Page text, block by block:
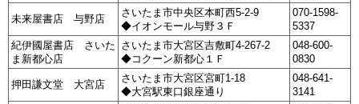
未来屋書店 与野店
さいたま市中央区本町西5-2-9
◆イオンモール与野３Ｆ
070-1598-
5337
紀伊國屋書店 さいた
ま新都心店
さいたま市大宮区吉敷町4-267-2
◆コクーン新都心１Ｆ
048-600-
0830
押田謙文堂 大宮店
さいたま市大宮区宮町1-18
◆大宮駅東口銀座通り
048-641-
3141